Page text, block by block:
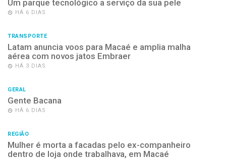
Um parque tecnológico a serviço da sua pele
HÁ 6 DIAS
TRANSPORTE
Latam anuncia voos para Macaé e amplia malha
aérea com novos jatos Embraer
HÁ 3 DIAS
GERAL
Gente Bacana
HÁ 6 DIAS
REGIÃO
Mulher é morta a facadas pelo ex-companheiro
dentro de loja onde trabalhava, em Macaé